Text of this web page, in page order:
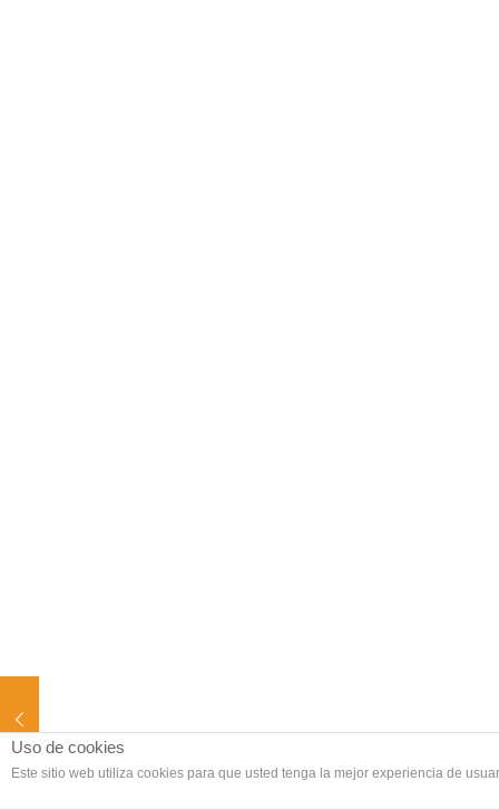
Uso de cookies
Este sitio web utiliza cookies para que usted tenga la mejor experiencia de